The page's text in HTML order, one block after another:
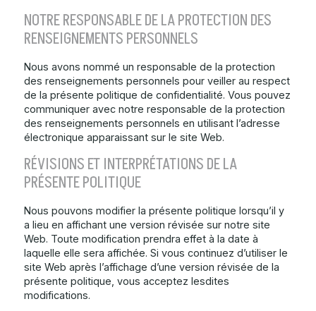
NOTRE RESPONSABLE DE LA PROTECTION DES
RENSEIGNEMENTS PERSONNELS
Nous avons nommé un responsable de la protection
des renseignements personnels pour veiller au respect
de la présente politique de confidentialité. Vous pouvez
communiquer avec notre responsable de la protection
des renseignements personnels en utilisant l’adresse
électronique apparaissant sur le site Web.
RÉVISIONS ET INTERPRÉTATIONS DE LA
PRÉSENTE POLITIQUE
Nous pouvons modifier la présente politique lorsqu’il y
a lieu en affichant une version révisée sur notre site
Web. Toute modification prendra effet à la date à
laquelle elle sera affichée. Si vous continuez d’utiliser le
site Web après l’affichage d’une version révisée de la
présente politique, vous acceptez lesdites
modifications.